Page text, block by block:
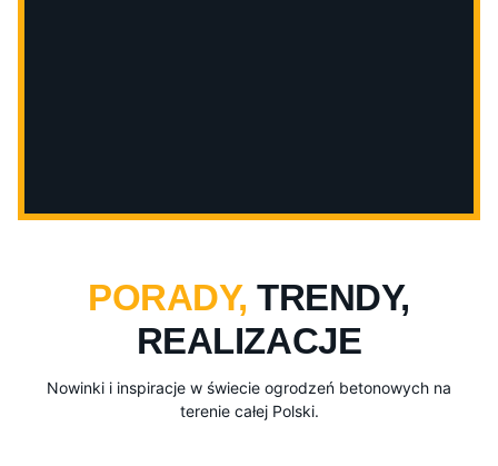
PORADY,TRENDY,
REALIZACJE
Nowinki i inspiracje w świecie ogrodzeń betonowych na
terenie całej Polski.